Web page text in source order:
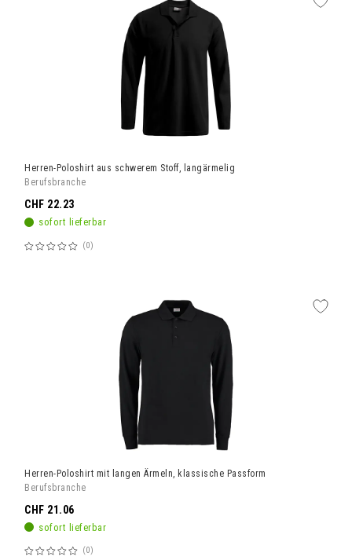
Herren-Poloshirt aus schwerem Stoff, langärmelig
Berufsbranche
sofort lieferbar
Bewertung:
0
CHF 22.23
Herren-Poloshirt mit langen Ärmeln, klassische Passform
Berufsbranche
sofort lieferbar
Bewertung:
0
CHF 21.06